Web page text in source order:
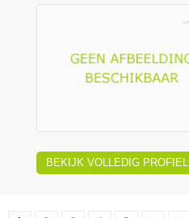
BEKIJK VOLLEDIG PROFIEL